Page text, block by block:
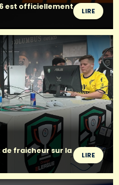
est officiellement
LIRE
de fraicheur sur la
LIRE